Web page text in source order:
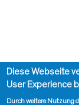
Diese Webseite
User Experience
Durch weitere Nutzung